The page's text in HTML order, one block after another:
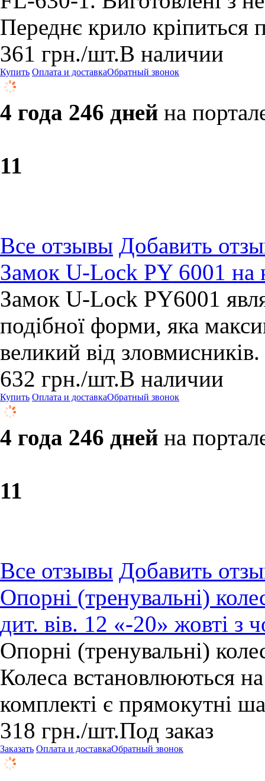
Переднє крило кріпиться
361 грн./шт.В наличии
Купить Оплата и доставкаОбратный звонок
4 года 246 дней на
11
Все отзывы Добавить
Замок U-Lock PY 6001
Замок U-Lock PY6001
подібної форми, яка
великий від
632 грн./шт.В наличии
Купить Оплата и доставкаОбратный звонок
4 года 246 дней на
11
Все отзывы Добавить
Опорні (тренувальні)
дит. вів. 12 «-20» жовті
Опорні (тренувальні)
Колеса встановлюються
комплекті є прямокутні
318 грн./шт.Под заказ
Заказать Оплата и доставкаОбратный звонок